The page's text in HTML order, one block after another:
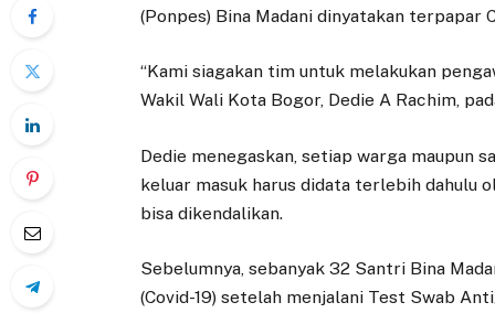
(Ponpes) Bina Madani dinyatakan terpapar
“Kami siagakan tim untuk melakukan
Wakil Wali Kota Bogor, Dedie A Rachim,
Dedie menegaskan, setiap warga maupun
keluar masuk harus didata terlebih dahulu
bisa dikendalikan.
Sebelumnya, sebanyak 32 Santri Bina
(Covid-19) setelah menjalani Test Swab